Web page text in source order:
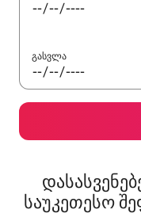
გასვლა
საუკეთესო